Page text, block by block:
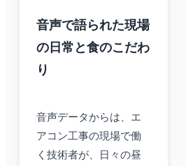
音声で語られた現場
の日常と食のこだわ
り
音声データからは、エ
アコン工事の現場で働
く技術者が、日々の昼